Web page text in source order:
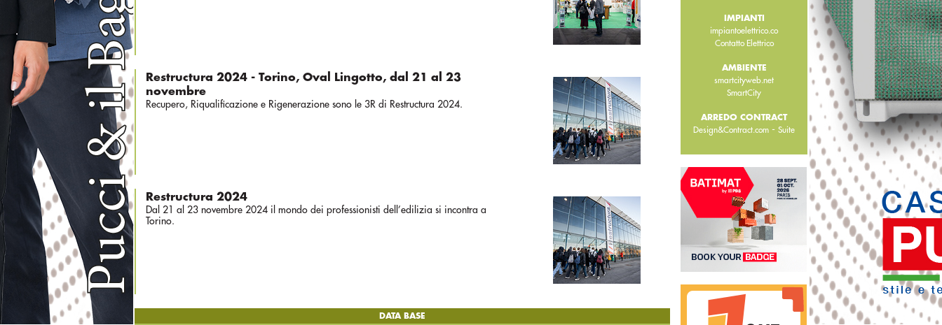
Restructura 2024 - Torino, Oval Lingotto, dal 21 al 23
novembre
Recupero, Riqualificazione e Rigenerazione sono le 3R di Restructura 2024.
Restructura 2024
Dal 21 al 23 novembre 2024 il mondo dei professionisti dell’edilizia si incontra a
Torino.
DATA BASE
IMPIANTI
impiantoelettrico.co
Contatto Elettrico
AMBIENTE
smartcityweb.net
SmartCity
ARREDO CONTRACT
Design&Contract.com -Suite